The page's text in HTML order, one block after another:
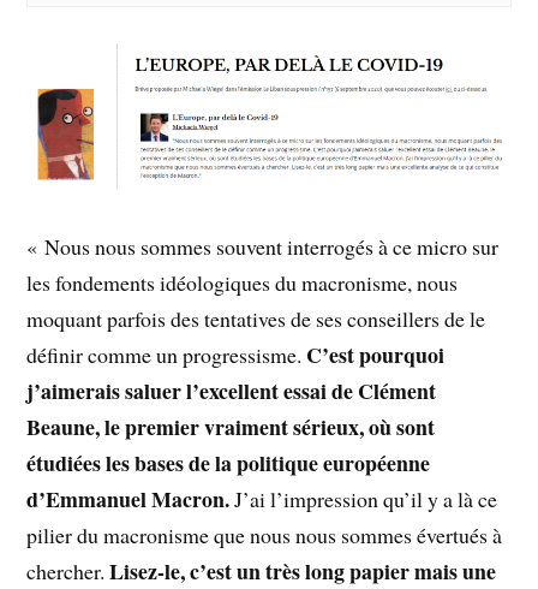
« Nous nous sommes souvent interrogés à ce micro sur
les fondements idéologiques du macronisme, nous
moquant parfois des tentatives de ses conseillers de le
définir comme un progressisme. C’est pourquoi
j’aimerais saluer l’excellent essai de Clément
Beaune, le premier vraiment sérieux, où sont
étudiées les bases de la politique européenne
d’Emmanuel Macron.J’ai l’impression qu’il y a là ce
pilier du macronisme que nous nous sommes évertués à
chercher.Lisez-le, c’est un très long papier mais une